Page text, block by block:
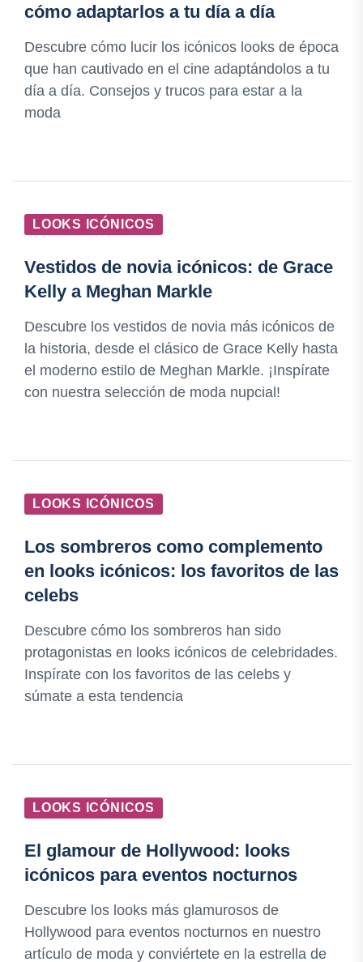
cómo adaptarlos a tu día a día
Descubre cómo lucir los icónicos looks de época
que han cautivado en el cine adaptándolos a tu
día a día. Consejos y trucos para estar a la
moda
LOOKS ICÓNICOS
Vestidos de novia icónicos: de Grace
Kelly a Meghan Markle
Descubre los vestidos de novia más icónicos de
la historia, desde el clásico de Grace Kelly hasta
el moderno estilo de Meghan Markle. ¡Inspírate
con nuestra selección de moda nupcial!
LOOKS ICÓNICOS
Los sombreros como complemento
en looks icónicos: los favoritos de las
celebs
Descubre cómo los sombreros han sido
protagonistas en looks icónicos de celebridades.
Inspírate con los favoritos de las celebs y
súmate a esta tendencia
LOOKS ICÓNICOS
El glamour de Hollywood: looks
icónicos para eventos nocturnos
Descubre los looks más glamurosos de
Hollywood para eventos nocturnos en nuestro
artículo de moda y conviértete en la estrella de